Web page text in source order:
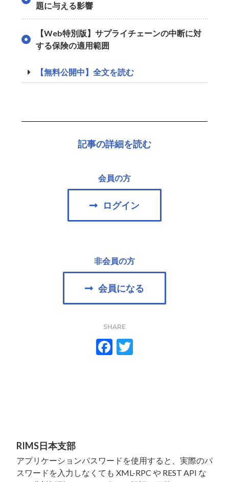
題に与える影響
【Web特別版】サプライチェーンの中断に対
する保険の適用範囲
【無料公開中】全文を読む
記事の詳細を読む
会員の方
ログイン
非会員の方
会員になる
SHARE
F
RIMS日本支部
アプリケーションパスワードを使用すると、実際のパ
スワードを入力しなくても XML-RPC や REST API な